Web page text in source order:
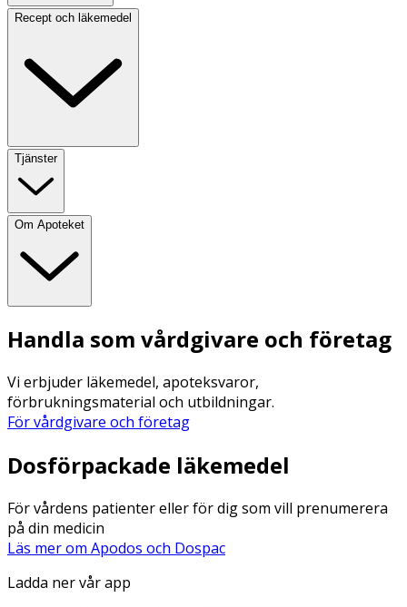
Recept och läkemedel
Tjänster
Om Apoteket
Handla som vårdgivare och företag
Vi erbjuder läkemedel, apoteksvaror,
förbrukningsmaterial och utbildningar.
För vårdgivare och företag
Dosförpackade läkemedel
För vårdens patienter eller för dig som vill prenumerera
på din medicin
Läs mer om Apodos och Dospac
Ladda ner vår app